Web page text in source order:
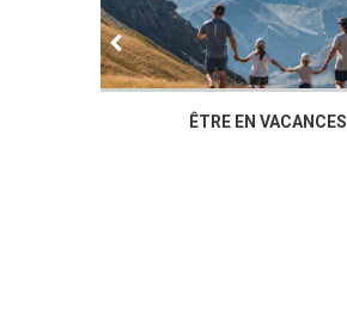
ÊTRE EN VACANCES